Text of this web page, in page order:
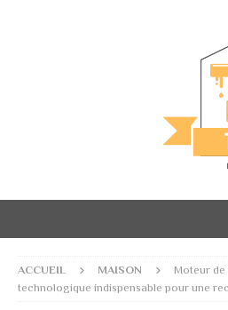
ACCUEIL MAISON
Moteur
technologique indispensable pour une